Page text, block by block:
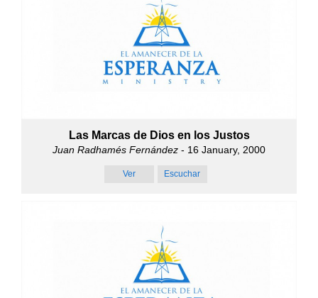
Las Marcas de Dios en los Justos
Juan Radhamés Fernández - 16 January, 2000
Ver Escuchar